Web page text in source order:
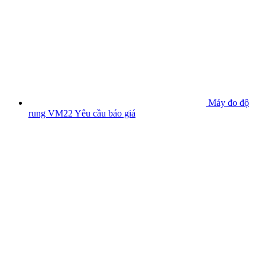
Máy đo độ
rung VM22 Yêu cầu báo giá